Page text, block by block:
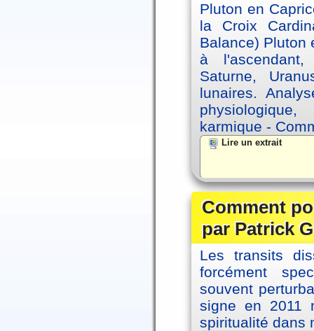
Pluton en
la Croix
Balance) Pluton
à
Saturne,
lunaires.
karmique -
Lire un extrait
Comment
par Patrick
Les transits
forcément
souvent
signe en 2011
spiritualité dans